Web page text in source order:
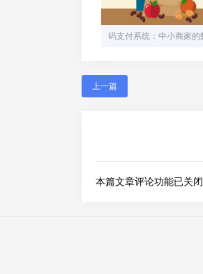
上一篇
本篇文章评论功能已关闭